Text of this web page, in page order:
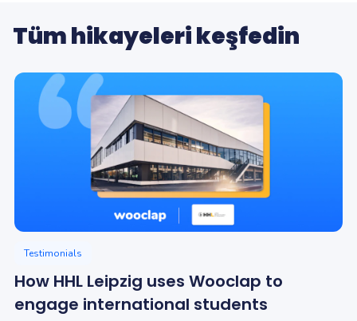
Tüm hikayeleri keşfedin
Testimonials
How HHL Leipzig uses Wooclap to
engage international students